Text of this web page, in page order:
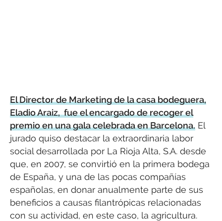
El Director de Marketing de la casa bodeguera,
Eladio Araiz, fue el encargado de recoger el
premio en una gala celebrada en Barcelona. El
jurado quiso destacar la extraordinaria labor
social desarrollada por La Rioja Alta, S.A. desde
que, en 2007, se convirtió en la primera bodega
de España, y una de las pocas compañías
españolas, en donar anualmente parte de sus
beneficios a causas filantrópicas relacionadas
con su actividad, en este caso, la agricultura.